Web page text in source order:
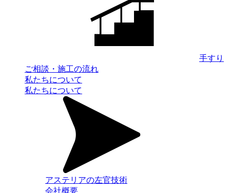
手すり
ご相談・施工の流れ
私たちについて
私たちについて
アステリアの左官技術
会社概要